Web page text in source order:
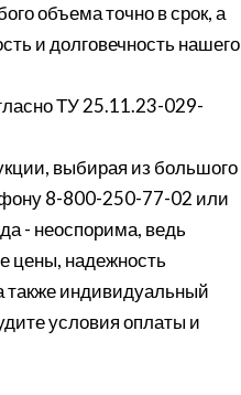
объема точно в срок, а
и долговечность нашего
ТУ 25.11.23-029-
выбирая из большого
8-800-250-77-02 или
- неоспорима, ведь
цены, надежность
также индивидуальный
условия оплаты и